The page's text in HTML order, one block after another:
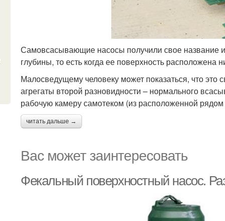
Самовсасывающие насосы получили свое название
глубины, то есть когда ее поверхность расположена
Малосведущему человеку может показаться, что это
агрегаты второй разновидности – нормального
рабочую камеру самотеком (из расположенной
читать дальше →
Вас может заинтересовать
Фекальный поверхностный насос.